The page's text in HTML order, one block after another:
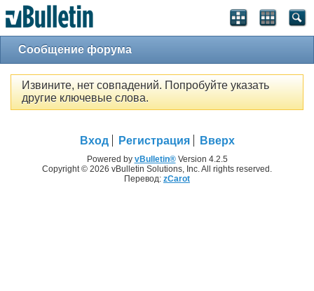
Сообщение форума
Извините, нет совпадений. Попробуйте указать
другие ключевые слова.
Вход Регистрация Вверх
Powered by vBulletin®Version 4.2.5
Copyright © 2026 vBulletin Solutions, Inc. All rights reserved.
Перевод: zCarot